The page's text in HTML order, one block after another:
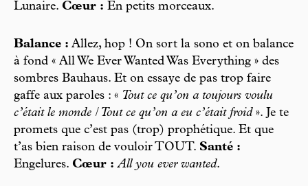
Lunaire. Cœur : En petits morceaux.
Balance : Allez, hop ! On sort la sono et on balance
à fond « All We Ever Wanted Was Everything » des
sombres Bauhaus. Et on essaye de pas trop faire
gaffe aux paroles : « Tout ce qu’on a toujours voulu
c’était le monde / Tout ce qu’on a eu c’était froid ». Je te
promets que c’est pas (trop) prophétique. Et que
t’as bien raison de vouloir TOUT. Santé :
Engelures. Cœur : All you ever wanted.